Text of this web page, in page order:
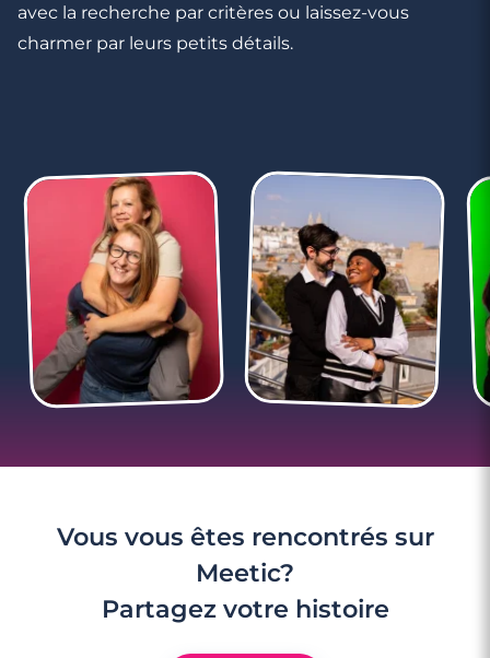
3 minutes
Rencontre à Douvaine
avec la recherche par critères ou laissez-vous
charmer par leurs petits détails.
Vous vous êtes rencontrés sur
Meetic?
Partagez votre histoire